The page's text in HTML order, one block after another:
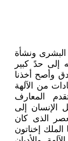
ونشأة
إلى حدً كبير
وأصح أخذنا
من الآلهة
‏المعارف
الإنسان إلى
الذى كان
إخناتون